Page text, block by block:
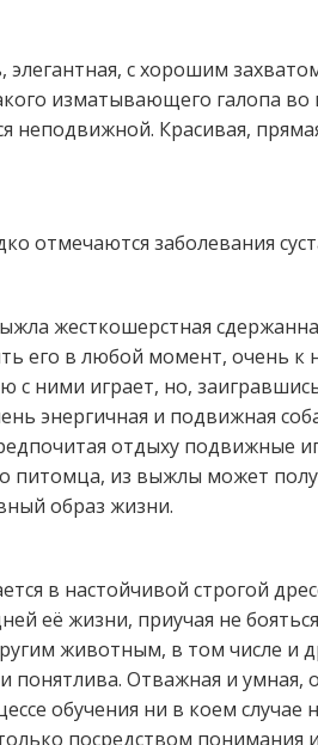
с хорошим
изматывающего галопа во
неподвижной. Красивая,
отмечаются заболевания
жесткошерстная
его в любой момент, очень к
с ними играет, но,
энергичная и подвижная
отдыху подвижные
питомца, из выжлы может
образ жизни.
в настойчивой строгой
её жизни, приучая не
животным, в том числе и
понятлива. Отважная и умная,
обучения ни в коем случае
посредством понимания